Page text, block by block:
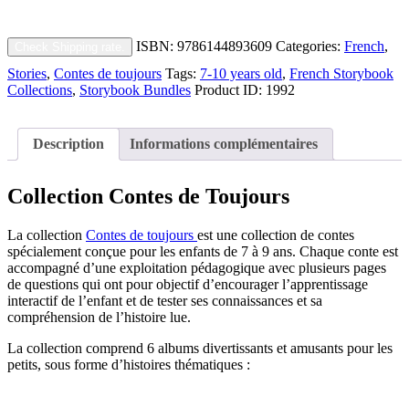
quantity
ISBN: 9786144893609 Categories: French,
Stories, Contes de toujours Tags: 7-10 years old, French Storybook
Collections, Storybook Bundles Product ID: 1992
Description Informations complémentaires
Collection Contes de Toujours
La collection Contes de toujours est une collection de contes
spécialement conçue pour les enfants de 7 à 9 ans. Chaque conte est
accompagné d’une exploitation pédagogique avec plusieurs pages
de questions qui ont pour objectif d’encourager l’apprentissage
interactif de l’enfant et de tester ses connaissances et sa
compréhension de l’histoire lue.
La collection comprend 6 albums divertissants et amusants pour les
petits, sous forme d’histoires thématiques :